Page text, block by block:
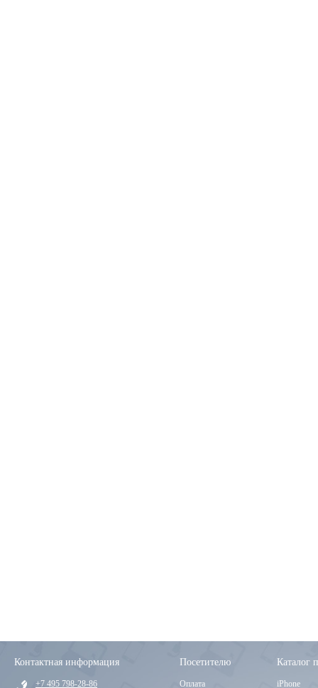
Контактная информация
+7 495 798-28-86
Посетителю
Оплата
Каталог
iPhone